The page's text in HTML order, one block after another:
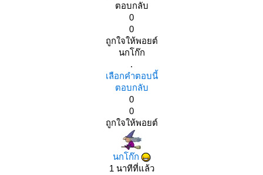
ตอบกลับ
0
0
ถูกใจให้พอยต์
นกโก๊ก
.
เลือกคำตอบนี้
ตอบกลับ
0
0
ถูกใจให้พอยต์
นกโก๊ก
1 นาทีที่แล้ว